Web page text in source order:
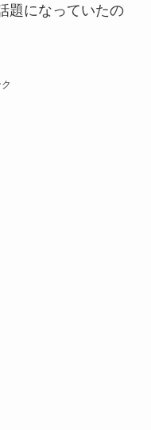
題になっていたの